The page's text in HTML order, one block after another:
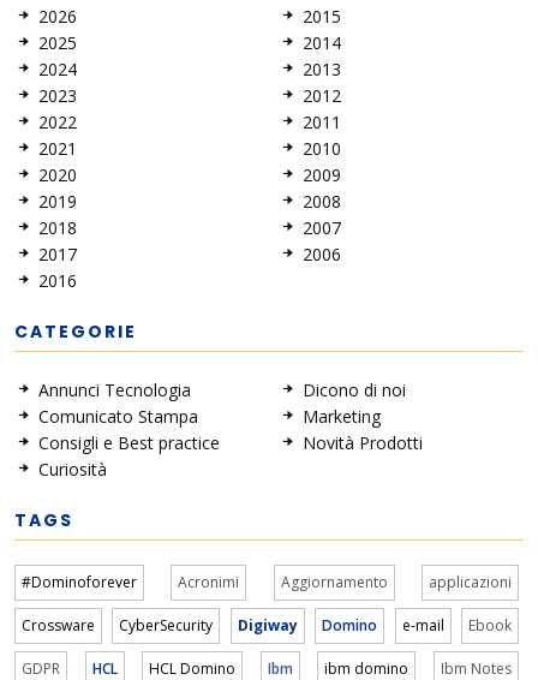
2026
2025
2024
2023
2022
2021
2020
2019
2018
2017
2016
2015
2014
2013
2012
2011
2010
2009
2008
2007
2006
CATEGORIE
Annunci Tecnologia
Comunicato Stampa
Consigli e Best practice
Curiosità
Dicono di noi
Marketing
Novità Prodotti
TAGS
#Dominoforever Acronimi Aggiornamento applicazioni
Crossware CyberSecurity Digiway Domino e-mail Ebook
GDPR HCL HCL Domino Ibm ibm domino Ibm Notes